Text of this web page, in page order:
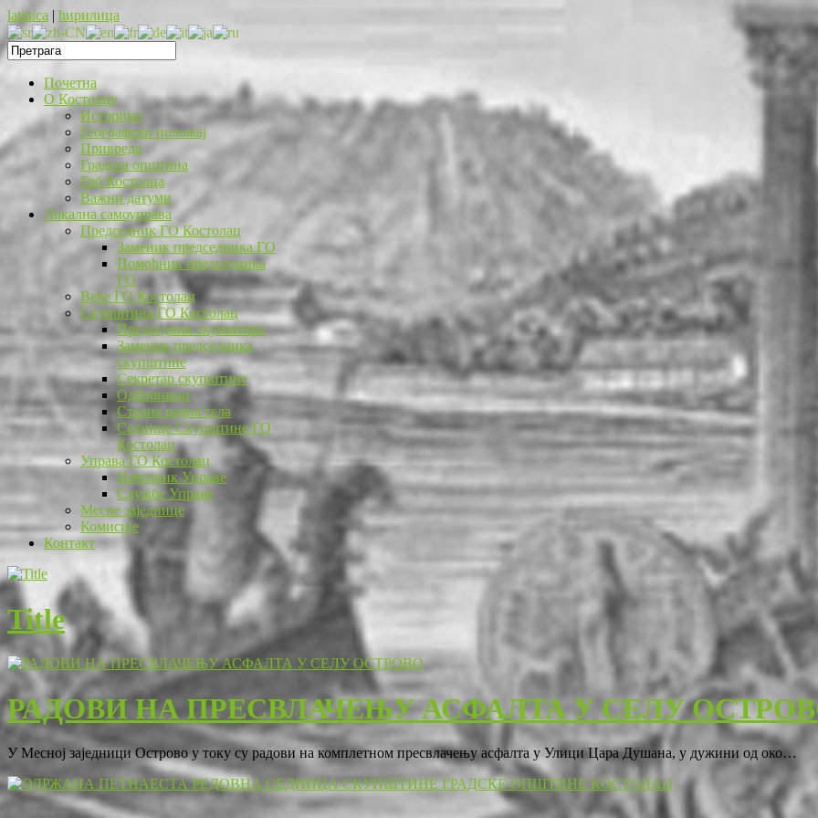
latinica | ћирилица
Почетна
O Костолцу
Историјат
Географски положај
Привреда
Градска општина
Грб Костолца
Важни датуми
Локална самоуправа
Председник ГО Костолац
Заменик председника ГО
Помоћник председника
ГО
Веће ГО Костолац
Скупштина ГО Костолац
Председник скупштине
Заменик председника
скупштине
Секретар скупштине
Одборници
Стална радна тела
Седнице Скупштине ГО
Костолац
Управа ГО Костолац
Начелник Управе
Службе Управе
Месне заједнице
Комисије
Контакт
Title
РАДОВИ НА ПРЕСВЛАЧЕЊУ АСФАЛТА У СЕЛУ
У Месној заједници Острово у току су радови на комплетном пресвлачењу асфалта у Улици Цара Душана, у дужини од око…